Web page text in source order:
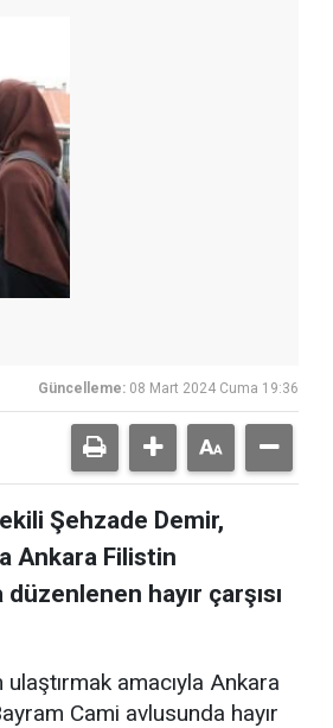
Güncelleme: 08 Mart 2024 Cuma 19:36
Şehzade Demir,
Ankara Filistin
hayır çarşısı
amacıyla Ankara
Cami avlusunda hayır